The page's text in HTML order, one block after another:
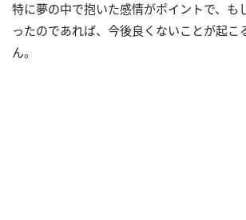
特に夢の中で抱いた感情がポイントで、も
ったのであれば、今後良くないことが起こ
ん。